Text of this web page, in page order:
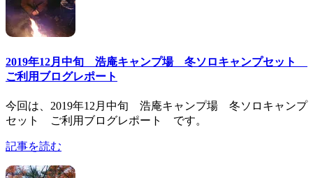
2019年12月中旬 浩庵キャンプ場 冬ソロキャンプセット
ご利用ブログレポート
今回は、2019年12月中旬 浩庵キャンプ場 冬ソロキャンプ
セット ご利用ブログレポート です。
記事を読む